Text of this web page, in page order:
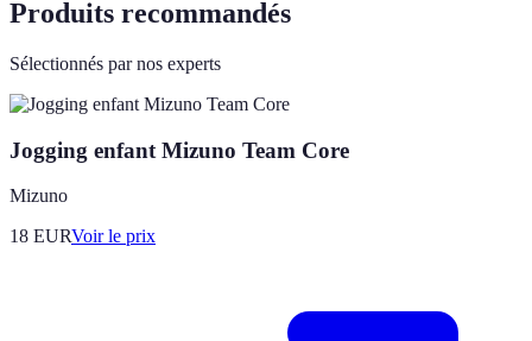
Produits recommandés
Sélectionnés par nos experts
Jogging enfant Mizuno Team Core
Mizuno
18 EURVoir le prix